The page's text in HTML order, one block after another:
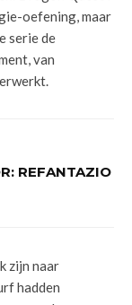
oefening, maar
serie de
van
REFANTAZIO
zijn naar
hadden